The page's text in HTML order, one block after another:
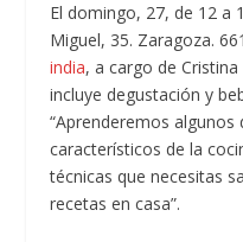
El domingo, 27, de 12 a
Miguel, 35. Zaragoza.
india, a cargo de
incluye degustación y
“Aprenderemos
característicos de la
técnicas que necesitas
recetas en casa”.